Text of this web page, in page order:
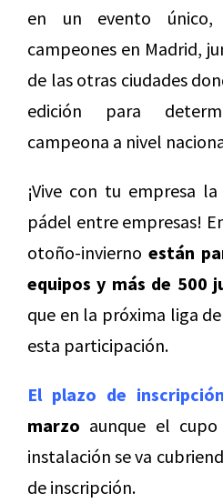
en un evento
campeones en Madrid,
de las otras ciudades
edición para
campeona a nivel
¡Vive con tu empresa
pádel entre empresas!
otoño-invierno están
equipos y más de 500
que en la próxima liga
esta participación.
El plazo de inscripción
marzo aunque el
instalación se va
de inscripción.